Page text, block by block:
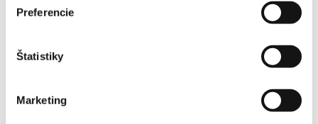
Preferencie
Štatistiky
Marketing
Košíky sú ručne pletené z prírodných materiálov a preto sa ich
Katalógové číslo:
Momentálne nie je na sklade